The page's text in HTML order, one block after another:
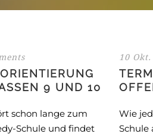
9 UND 10
schon lange zum
Schule und findet
10
Wie
Schule